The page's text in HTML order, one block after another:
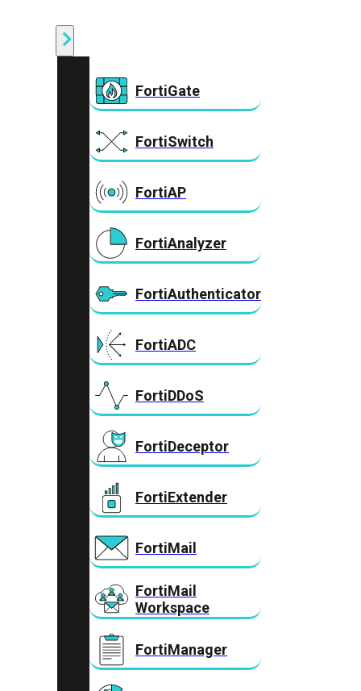
FortiGate
FortiSwitch
FortiAP
FortiAnalyzer
FortiAuthenticator
FortiADC
FortiDDoS
FortiDeceptor
FortiExtender
FortiMail
FortiMail
Workspace
FortiManager